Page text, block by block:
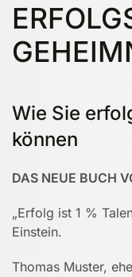
Wie Sie
können
DAS NEUE BUCH
„Erfolg ist 1 %
Einstein.
Thomas Muster,